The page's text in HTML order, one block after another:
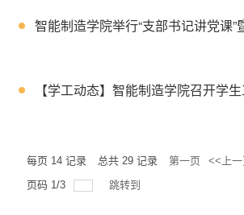
智能制造学院举行“支部书记讲党课
【学工动态】智能制造学院召开学
每页 14 记录 总共 29 记录 第一页 <<上一
页码 1/3 跳转到